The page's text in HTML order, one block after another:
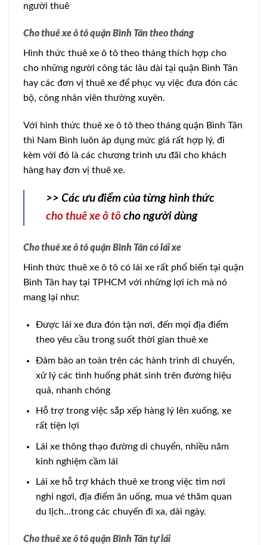
người thuê
Cho thuê xe ô tô quận Bình Tân theo tháng
Hình thức thuê xe ô tô theo tháng thích hợp cho
cho những người công tác lâu dài tại quận Bình Tân
hay các đơn vị thuê xe để phục vụ việc đưa đón các
bộ, công nhân viên thường xuyên.
Với hình thức thuê xe ô tô theo tháng quận Bình Tân
thì Nam Bình luôn áp dụng mức giá rất hợp lý, đi
kèm với đó là các chương trình ưu đãi cho khách
hàng hay đơn vị thuê xe.
>> Các ưu điểm của từng hình thức
cho thuê xe ô tô cho người dùng
Cho thuê xe ô tô quận Bình Tân có lái xe
Hình thức thuê xe ô tô có lái xe rất phổ biến tại quận
Bình Tân hay tại TPHCM với những lợi ích mà nó
mang lại như:
Được lái xe đưa đón tận nơi, đến mọi địa điểm
theo yêu cầu trong suốt thời gian thuê xe
Đảm bảo an toàn trên các hành trình di chuyển,
xử lý các tình huống phát sinh trên đường hiệu
quả, nhanh chóng
Hỗ trợ trong việc sắp xếp hàng lý lên xuống, xe
rất tiện lợi
Lái xe thông thạo đường di chuyển, nhiều năm
kinh nghiệm cầm lái
Lái xe hỗ trợ khách thuê xe trong việc tìm nơi
nghỉ ngơi, địa điểm ăn uống, mua vé thăm quan
du lịch…trong các chuyến đi xa, dài ngày.
Cho thuê xe ô tô quận Bình Tân tự lái